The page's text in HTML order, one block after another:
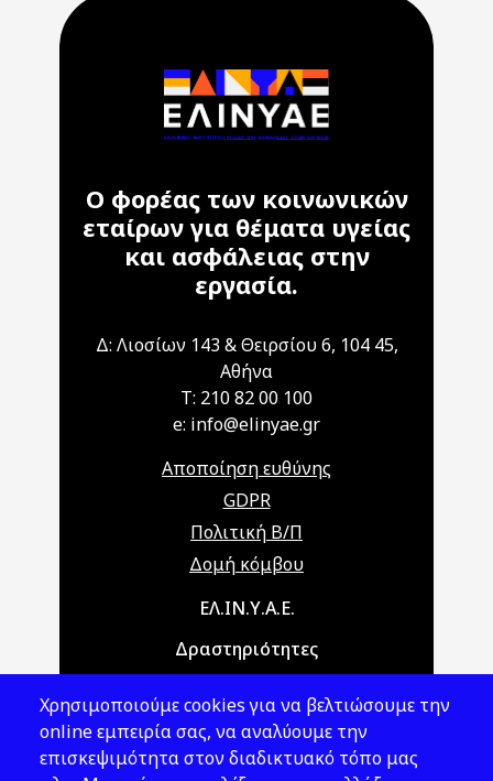
Ο φορέας των κοινωνικών
εταίρων για θέματα υγείας
και ασφάλειας στην
εργασία.
Δ: Λιοσίων 143 & Θειρσίου 6, 104 45,
Αθήνα
T: 210 82 00 100
e: info@elinyae.gr
Αποποίηση ευθύνης
GDPR
Πολιτική Β/Π
Δομή κόμβου
Main navigationΕΛ.ΙΝ.Υ.Α.Ε.
Δραστηριότητες
Νομοθεσία
Εκδόσεις
Χρησιμοποιούμε cookies για να βελτιώσουμε την
online εμπειρία σας, να αναλύουμε την
επισκεψιμότητα στον διαδικτυακό τόπο μας